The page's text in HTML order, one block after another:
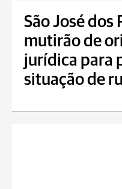
São José dos
mutirão de
jurídica para
situação de